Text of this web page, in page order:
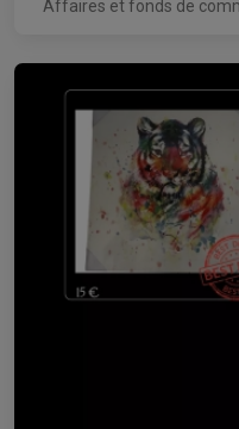
Affaires et fonds de